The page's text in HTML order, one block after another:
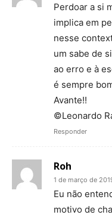
Perdoar a si
implica em
nesse
um sabe de
ao erro e à
é sempre
Avante!!
©Leonardo
Responder
Roh
1 de março de
Eu não
motivo de